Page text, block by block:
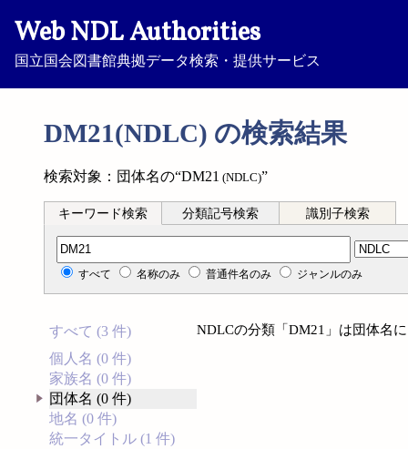
Web NDL Authorities
国立国会図書館典拠データ検索・提供サービス
DM21(NDLC) の検索結果
検索対象：団体名の“DM21 (NDLC)”
キーワード検索 分類記号検索 識別子検索
分類記号検索
すべて 名称のみ 普通件名のみ ジャンルのみ
すべて (3 件)
個人名 (0 件)
家族名 (0 件)
団体名 (0 件)
地名 (0 件)
統一タイトル (1 件)
NDLCの分類「DM21」は団体名